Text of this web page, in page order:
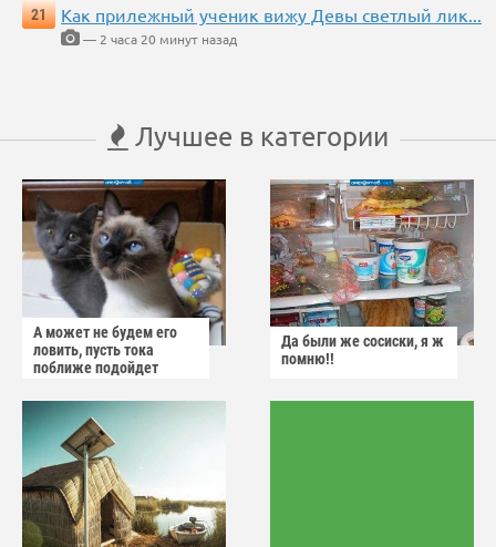
21
Как прилежный ученик вижу Девы светлый лик...
— 2 часа 20 минут назад
Лучшее в категории
А может не будем его
ловить, пусть тока
поближе подойдет
Да были же сосиски, я ж
помню!!